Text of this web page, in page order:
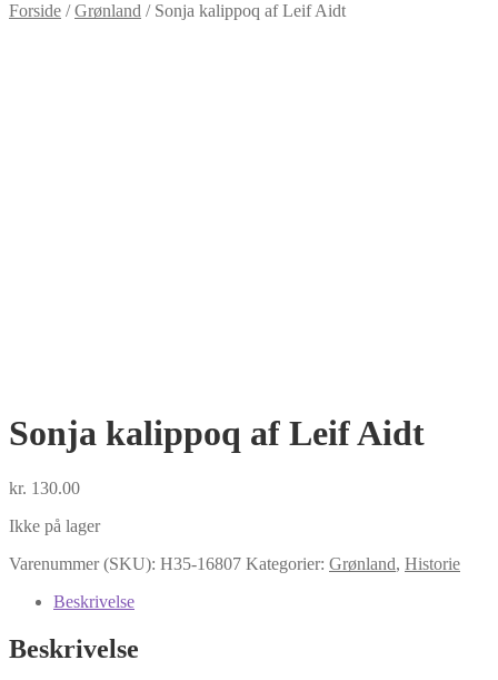
Forside /Grønland / Sonja kalippoq af Leif Aidt
Sonja kalippoq af Leif Aidt
kr. 130.00
Ikke på lager
Varenummer (SKU): H35-16807 Kategorier: Grønland, Historie
Beskrivelse
Beskrivelse